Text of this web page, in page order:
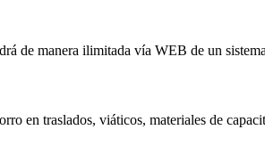
de manera ilimitada vía WEB de un
en traslados, viáticos, materiales de